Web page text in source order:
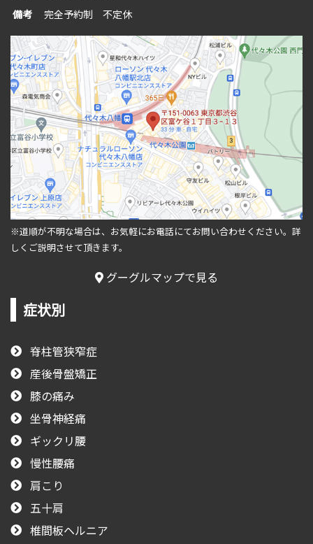
備考
完全予約制 不定休
※道順が不明な場合は、お気軽にお電話にてお問い合わせください。 詳
しくご説明させて頂きます。
グーグルマップで見る
症状別
脊柱管狭窄症
産後骨盤矯正
膝の痛み
坐骨神経痛
ギックリ腰
慢性腰痛
肩こり
五十肩
椎間板ヘルニア